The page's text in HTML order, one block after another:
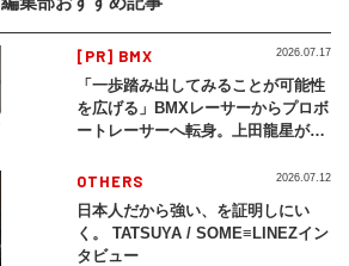
[PR] BMX
「一歩踏み出してみることが可能性
を広げる」BMXレーサーからプロボ
ートレーサーへ転身。上田龍星が体
2026.07.17
OTHERS
日本人だから強い、を証明しにい
く。 TATSUYA / SOME≡LINEZイン
タビュー
2026.07.12